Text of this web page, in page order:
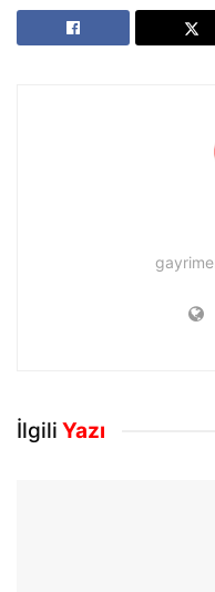
İlgili Yazı